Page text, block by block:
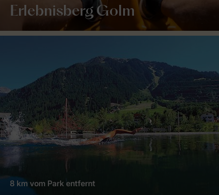
Erlebnisberg Golm
8 km vom Park entfernt